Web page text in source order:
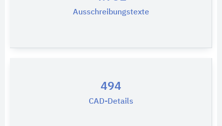
Ausschreibungstexte
494
CAD-Details